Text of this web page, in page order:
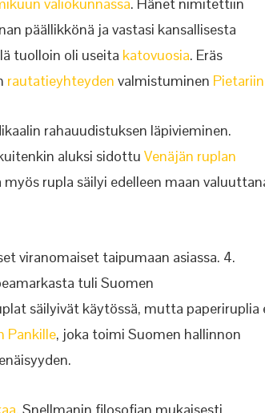
päällikkönä ja vastasi kansallisesta
tuolloin oli useita katovuosia. Eräs
rautatieyhteyden valmistuminen Pietariin
rahauudistuksen läpivieminen.
aluksi sidottu Venäjän ruplan
rupla säilyi edelleen maan
viranomaiset taipumaan asiassa. 4.
tuli Suomen
säilyivät käytössä, mutta paperiruplia
Pankille, joka toimi Suomen hallinnon